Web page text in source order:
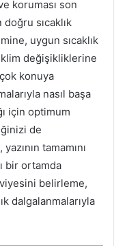
koruması son
sıcaklık
uygun sıcaklık
değişikliklerine
konuya
nasıl başa
için optimum
de
tamamını
bir ortamda
belirleme,
dalgalanmalarıyla